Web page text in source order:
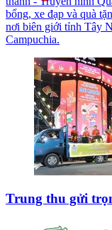
bổng, xe đạp và quà
nơi biên giới tỉnh Tây
Campuchia.
Trung thu gửi